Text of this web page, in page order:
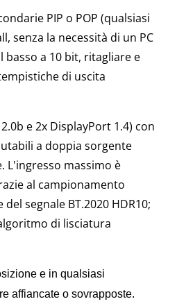
PIP o POP (qualsiasi
senza la necessità di un PC
a 10 bit, ritagliare e
di uscita
e 2x DisplayPort 1.4) con
a doppia sorgente
L'ingresso massimo è
al campionamento
segnale BT.2020 HDR10;
di lisciatura
e in qualsiasi
affiancate o sovrapposte.